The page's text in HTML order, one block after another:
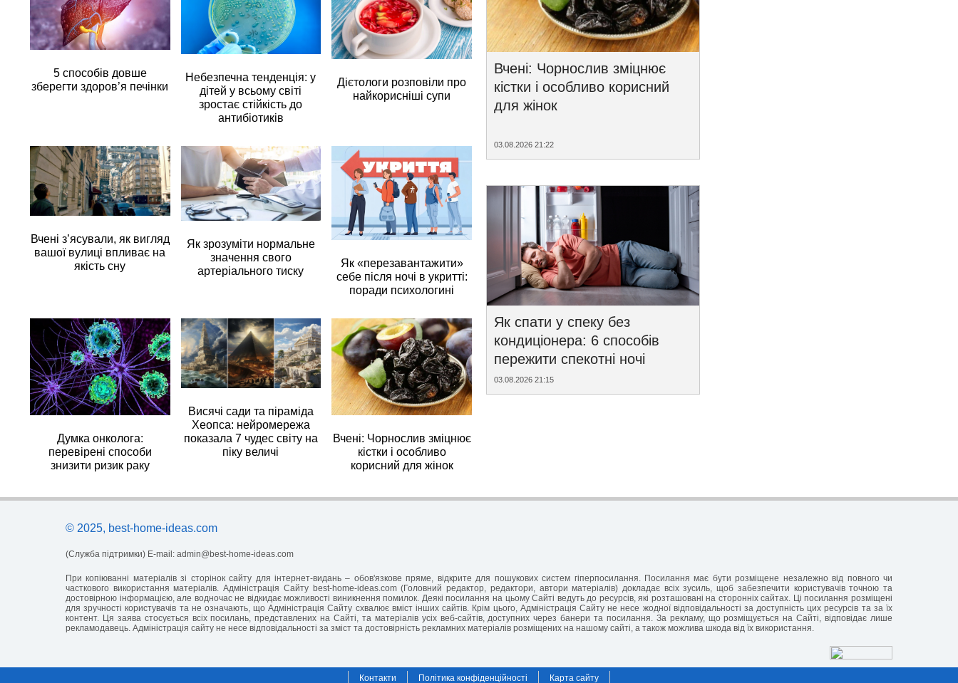
5 способів довше
зберегти здоров’я печінки
Небезпечна тенденція: у
дітей у всьому світі
зростає стійкість до
антибіотиків
Дієтологи розповіли про
найкорисніші супи
Вчені з’ясували, як вигляд
вашої вулиці впливає на
якість сну
Як зрозуміти нормальне
значення свого
артеріального тиску
Як «перезавантажити»
себе після ночі в укритті:
поради психологині
Думка онколога:
перевірені способи
знизити ризик раку
Висячі сади та піраміда
Хеопса: нейромережа
показала 7 чудес світу на
піку величі
Вчені: Чорнослив зміцнює
кістки і особливо
корисний для жінок
Вчені: Чорнослив зміцнює
кістки і особливо корисний
для жінок
03.08.2026 21:22
Як спати у спеку без
кондиціонера: 6 способів
пережити спекотні ночі
03.08.2026 21:15
© 2025, best-home-ideas.com
(Служба підтримки) E-mail: admin@best-home-ideas.com
При копіюванні матеріалів зі сторінок сайту для інтернет-видань – обов'язкове пряме, відкрите для пошукових систем гіперпосилання. Посилання має бути розміщене незалежно від повного чи
часткового використання матеріалів. Адміністрація Сайту best-home-ideas.com (Головний редактор, редактори, автори матеріалів) докладає всіх зусиль, щоб забезпечити користувачів точною та
достовірною інформацією, але водночас не відкидає можливості виникнення помилок. Деякі посилання на цьому Сайті ведуть до ресурсів, які розташовані на сторонніх сайтах. Ці посилання розміщені
для зручності користувачів та не означають, що Адміністрація Сайту схвалює вміст інших сайтів. Крім цього, Адміністрація Сайту не несе жодної відповідальності за доступність цих ресурсів та за їх
контент. Ця заява стосується всіх посилань, представлених на Сайті, та матеріалів усіх веб-сайтів, доступних через банери та посилання. За рекламу, що розміщується на Сайті, відповідає лише
рекламодавець. Адміністрація сайту не несе відповідальності за зміст та достовірність рекламних матеріалів розміщених на нашому сайті, а також можлива шкода від їх використання.
Контакти Політика конфіденційності Карта сайту